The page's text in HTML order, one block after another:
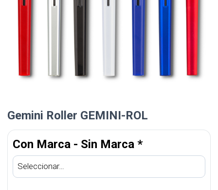
Gemini Roller GEMINI-ROL
Con Marca - Sin Marca *